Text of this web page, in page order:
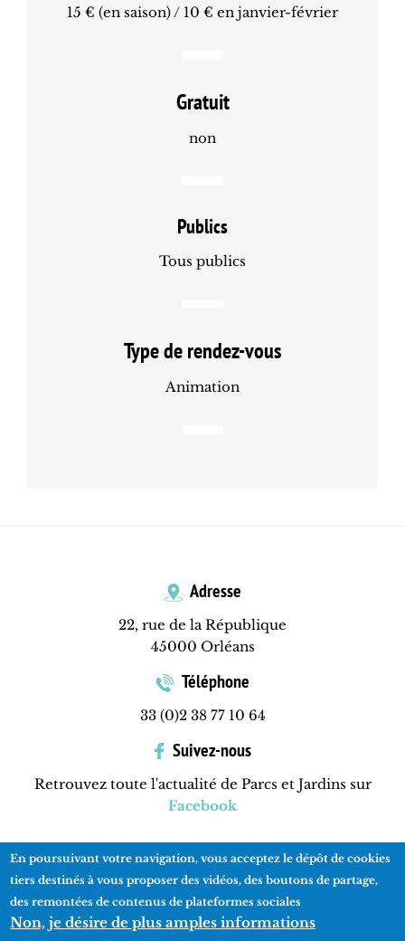
15 € (en saison) / 10 € en janvier-février
Gratuit
non
Publics
Tous publics
Type de rendez-vous
Animation
Adresse
22, rue de la République
45000 Orléans
Téléphone
33 (0)2 38 77 10 64
Suivez-nous
Retrouvez toute l'actualité de Parcs et Jardins sur
Facebook
Contactez-nous Mentions légales Plan du site
En poursuivant votre navigation, vous acceptez le dépôt de cookies
tiers destinés à vous proposer des vidéos, des boutons de partage,
des remontées de contenus de plateformes sociales
Non, je désire de plus amples informations